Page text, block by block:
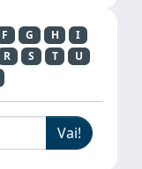
F G H
I
R S T
U